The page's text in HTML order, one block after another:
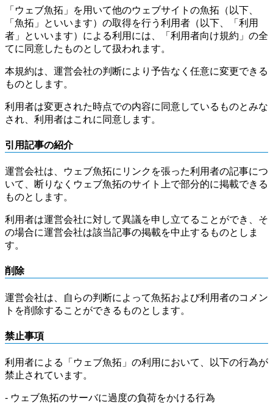
「ウェブ魚拓」を用いて他のウェブサイトの魚拓（以下、
「魚拓」といいます）の取得を行う利用者（以下、「利用
者」といいます）による利用には、「利用者向け規約」の全
てに同意したものとして扱われます。
本規約は、運営会社の判断により予告なく任意に変更できる
ものとします。
利用者は変更された時点での内容に同意しているものとみな
され、利用者はこれに同意します。
引用記事の紹介
運営会社は、ウェブ魚拓にリンクを張った利用者の記事につ
いて、断りなくウェブ魚拓のサイト上で部分的に掲載できる
ものとします。
利用者は運営会社に対して異議を申し立てることができ、そ
の場合に運営会社は該当記事の掲載を中止するものとしま
す。
削除
運営会社は、自らの判断によって魚拓および利用者のコメン
トを削除することができるものとします。
禁止事項
利用者による「ウェブ魚拓」の利用において、以下の行為が
禁止されています。
- ウェブ魚拓のサーバに過度の負荷をかける行為